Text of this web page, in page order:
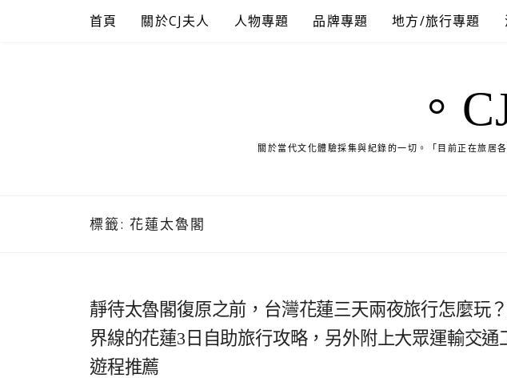
首頁 關於CJ夫人 人物專題 品牌專題 地方/旅行專題
。
關於當代文化體驗採集與紀錄的一切。「目前正在旅居
標籤: 花蓮太魯閣
靜待太魯閣復原之前，台灣花蓮三天兩夜旅行怎麼玩
界線的花蓮3日自助旅行攻略，另外附上大眾運輸交
遊程推薦